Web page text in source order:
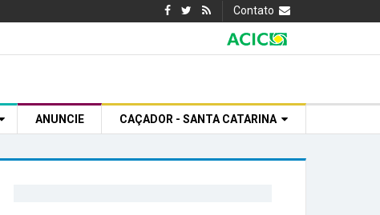
Contato
ANUNCIE CAÇADOR - SANTA CATARINA